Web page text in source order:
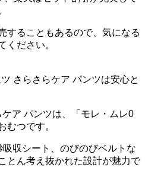
することもあるので、気になる
ください。
さらさらケア パンツは安心と
ア パンツは、「モレ・ムレ0
むつです。
収シート、のびのびベルトな
とん考え抜かれた設計が魅力で